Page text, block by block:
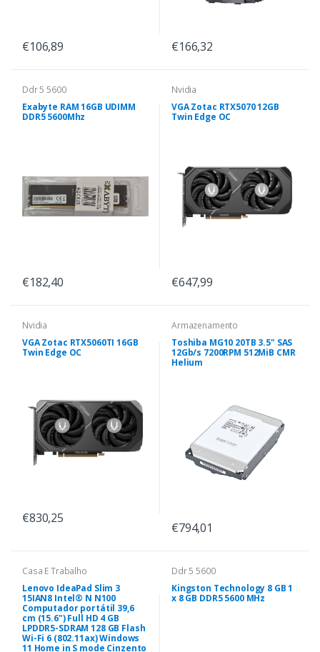
€106,89 €166,32
Ddr 5 5600
Exabyte RAM 16GB UDIMM
DDR5 5600Mhz
€182,40
Nvidia
VGA Zotac RTX5070 12GB
Twin Edge OC
€647,99
Nvidia
VGA Zotac RTX5060TI 16GB
Twin Edge OC
€830,25
Armazenamento
Toshiba MG10 20TB 3.5" SAS
12Gb/s 7200RPM 512MiB CMR
Helium
€794,01
Casa E Trabalho
Lenovo IdeaPad Slim 3
15IAN8 Intel® N N100
Computador portátil 39,6
cm (15.6") Full HD 4 GB
LPDDR5-SDRAM 128 GB Flash
Wi-Fi 6 (802.11ax) Windows
11 Home in S mode Cinzento
Ddr 5 5600
Kingston Technology 8 GB 1
x 8 GB DDR5 5600 MHz